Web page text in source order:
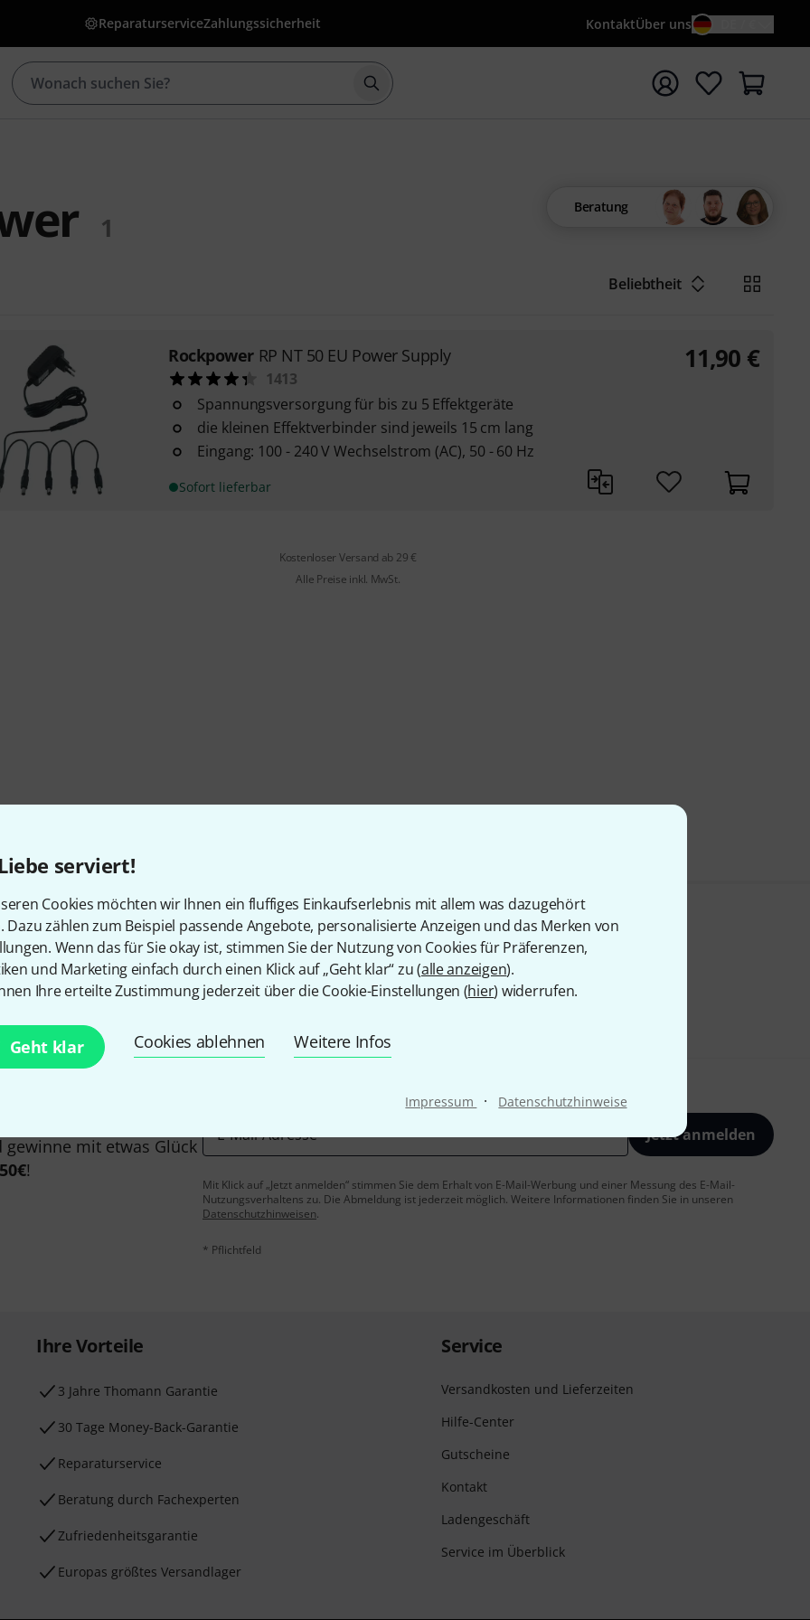
serviert!
Cookies möchten wir Ihnen ein fluffiges Einkaufserlebnis mit allem was dazugehört
Dazu zählen zum Beispiel passende Angebote, personalisierte Anzeigen und das Merken von
Wenn das für Sie okay ist, stimmen Sie der Nutzung von Cookies für Präferenzen,
und Marketing einfach durch einen Klick auf „Geht klar“ zu (alle anzeigen).
Ihre erteilte Zustimmung jederzeit über die Cookie-Einstellungen (hier) widerrufen.
Geht klar Cookies ablehnen Weitere Infos
Impressum · Datenschutzhinweise
ReparaturserviceZahlungssicherheit KontaktÜber uns
Suche mit Suchwort {searchTerm} starten
1
Beratung
Beliebtheit
Rockpower RP NT 50 EU Power Supply
1413
Spannungsversorgung für bis zu 5 Effektgeräte
die kleinen Effektverbinder sind jeweils 15 cm lang
Eingang: 100 - 240 V Wechselstrom (AC), 50 - 60 Hz
Sofort lieferbar
11,90 €
Kostenloser Versand ab 29 €
Alle Preise inkl. MwSt.
Gefällt Ihnen, was Sie sehen?
Teilen Hilfe & Feedback
mit etwas Glück
50€!
E-Mail-Adresse* Jetzt anmelden
Mit Klick auf „Jetzt anmelden“ stimmen Sie dem Erhalt von E-Mail-Werbung und einer Messung des E-Mail-
Nutzungsverhaltens zu. Die Abmeldung ist jederzeit möglich. Weitere Informationen finden Sie in unseren
Datenschutzhinweisen.
* Pflichtfeld
Ihre Vorteile
3 Jahre Thomann Garantie
30 Tage Money-Back-Garantie
Reparaturservice
Beratung durch Fachexperten
Zufriedenheitsgarantie
Europas größtes Versandlager
Service
Versandkosten und Lieferzeiten
Hilfe-Center
Gutscheine
Kontakt
Ladengeschäft
Service im Überblick